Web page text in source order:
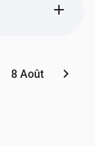
add
8 Août chevron_right